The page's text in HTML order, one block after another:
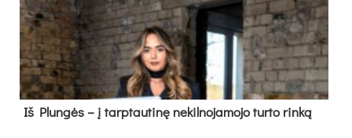
Iš Plungės – į tarptautinę nekilnojamojo turto rinką